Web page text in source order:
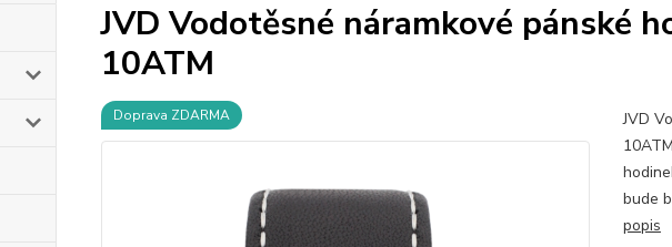
JVD Vodotěsné náramkové pánské
10ATM
Doprava ZDARMA
JVD
bude
popis